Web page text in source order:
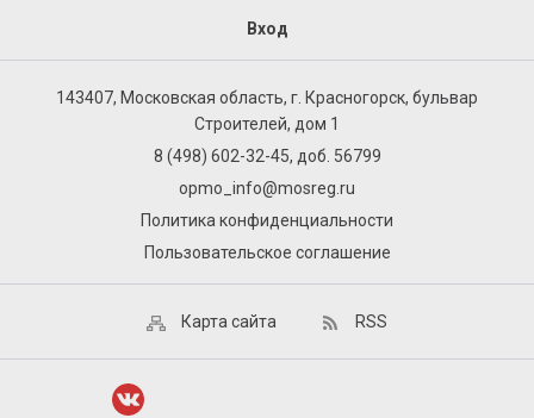
Вход
143407, Московская область, г. Красногорск, бульвар
Строителей, дом 1
8 (498) 602-32-45, доб. 56799
opmo_info@mosreg.ru
Политика конфиденциальности
Пользовательское соглашение
Карта сайта RSS